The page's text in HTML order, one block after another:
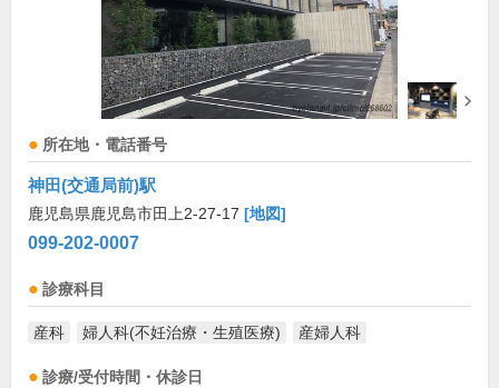
所在地・電話番号
神田(交通局前)駅
鹿児島県鹿児島市田上2-27-17 [地図]
099-202-0007
診療科目
産科 婦人科(不妊治療・生殖医療) 産婦人科
診療/受付時間・休診日